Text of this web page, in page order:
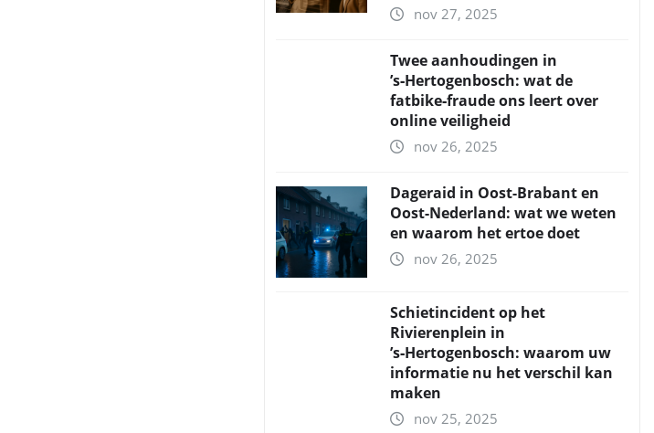
nov 27, 2025
Twee aanhoudingen in
’s‑Hertogenbosch: wat de
fatbike‑fraude ons leert over
online veiligheid
nov 26, 2025
Dageraid in Oost-Brabant en
Oost-Nederland: wat we weten
en waarom het ertoe doet
nov 26, 2025
Schietincident op het
Rivierenplein in
’s‑Hertogenbosch: waarom uw
informatie nu het verschil kan
maken
nov 25, 2025